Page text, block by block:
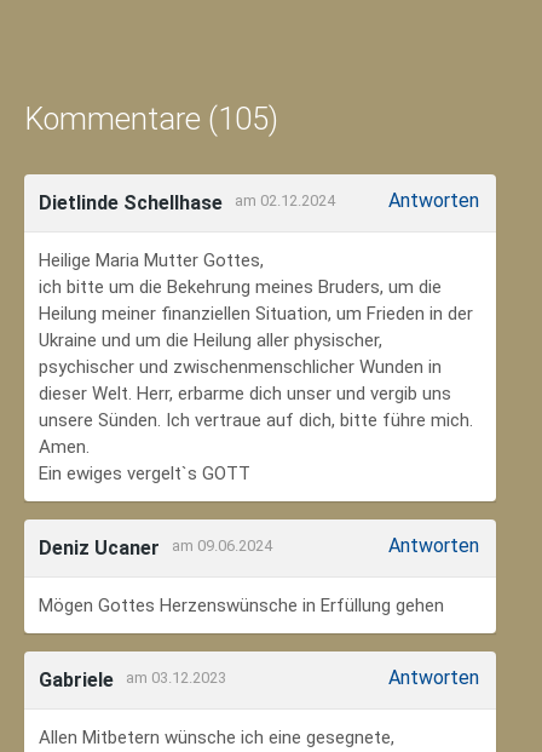
Kommentare (105)
Dietlinde Schellhase am 02.12.2024 Antworten
Heilige Maria Mutter Gottes,
ich bitte um die Bekehrung meines Bruders, um die
Heilung meiner finanziellen Situation, um Frieden in der
Ukraine und um die Heilung aller physischer,
psychischer und zwischenmenschlicher Wunden in
dieser Welt. Herr, erbarme dich unser und vergib uns
unsere Sünden. Ich vertraue auf dich, bitte führe mich.
Amen.
Ein ewiges vergelt`s GOTT
Deniz Ucaner am 09.06.2024 Antworten
Mögen Gottes Herzenswünsche in Erfüllung gehen
Gabriele am 03.12.2023 Antworten
Allen Mitbetern wünsche ich eine gesegnete,